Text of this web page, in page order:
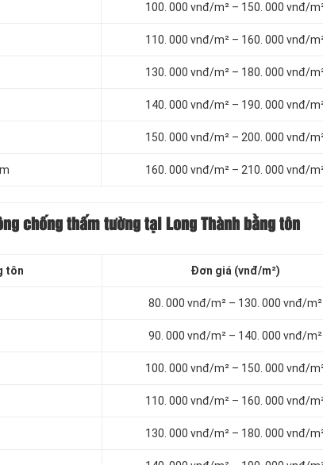
100. 000 vnđ/m² – 150. 000 vnđ/
110. 000 vnđ/m² – 160. 000 vnđ/
130. 000 vnđ/m² – 180. 000 vnđ/
140. 000 vnđ/m² – 190. 000 vnđ/
150. 000 vnđ/m² – 200. 000 vnđ/
160. 000 vnđ/m² – 210. 000 vnđ/
chống thấm tường tại Long Thành bằng tôn
tôn Đơn giá (vnđ/m²)
80. 000 vnđ/m² – 130. 000 vnđ/m²
90. 000 vnđ/m² – 140. 000 vnđ/m²
100. 000 vnđ/m² – 150. 000 vnđ/
110. 000 vnđ/m² – 160. 000 vnđ/
130. 000 vnđ/m² – 180. 000 vnđ/